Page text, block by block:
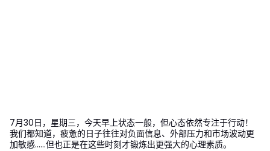
7月30日，星期三，今天早上状态一般，但心态依然专注于行动！
我们都知道，疲惫的日子往往对负面信息、外部压力和市场波动更
加敏感……但也正是在这些时刻才锻炼出更强大的心理素质。